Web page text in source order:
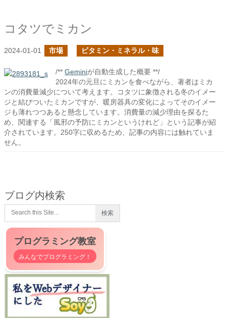
コタツでミカン
2024-01-01 市場 ビタミン・ミネラル・味
/** Geminiが自動生成した概要 **/
2024年の元旦にミカンを食べながら、著者はミカ
ンの消費量減少について考えます。コタツに象徴される冬のイメー
ジと結びついたミカンですが、暖房器具の変化によってそのイメー
ジも薄れつつあると懸念しています。消費量の減少理由を探るた
め、関連する「風邪の予防にミカンというけれど」という記事が紹
介されています。250字に収めるため、記事の内容には触れていま
せん。
ブログ内検索
プログラミング教室
みんなでプログラミング！